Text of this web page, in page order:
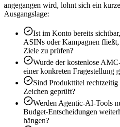
angegangen wird, lohnt sich ein
Ausgangslage:
Ist im Konto bereits
ASINs oder Kampagnen
Ziele zu prüfen?
Wurde der kostenlose
einer konkreten Fragestellung
Sind Produkttitel
Zeichen geprüft?
Werden Agentic-AI-Tools
Budget-Entscheidungen
hängen?